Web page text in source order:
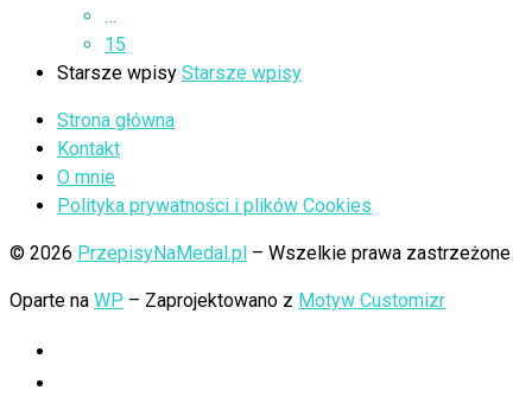
…
15
Starsze wpisy Starsze wpisy
Strona główna
Kontakt
O mnie
Polityka prywatności i plików Cookies
© 2026 PrzepisyNaMedal.pl – Wszelkie prawa zastrzeżone
Oparte na WP – Zaprojektowano z Motyw Customizr